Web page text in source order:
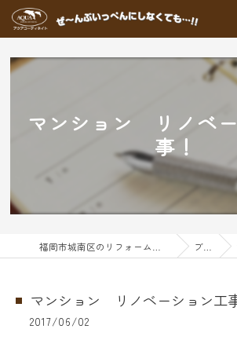
マンション リノベ
事！
ブログ
マンション リノベーション工
2017/06/02